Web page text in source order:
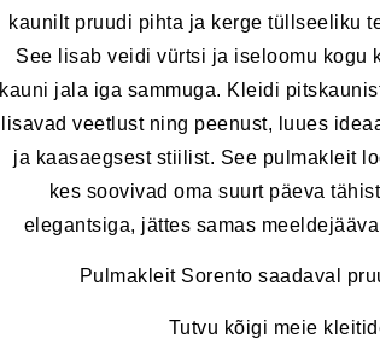
kaunilt pruudi pihta ja kerge tüllseeliku
See lisab veidi vürtsi ja iseloomu kogu
kauni jala iga sammuga. Kleidi
lisavad veetlust ning peenust, luues
ja kaasaegsest stiilist. See pulmakleit
kes soovivad oma suurt päeva
elegantsiga, jättes samas
Pulmakleit Sorento saadaval
Tutvu kõigi meie